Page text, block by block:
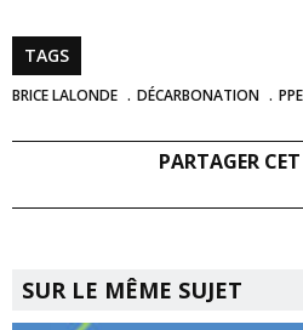
TAGS
BRICE LALONDE DÉCARBONATION PPE
PARTAGER
SUR LE MÊME SUJET